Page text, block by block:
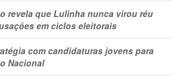
revela que Lulinha nunca virou réu
em ciclos eleitorais
com candidaturas jovens para
Nacional